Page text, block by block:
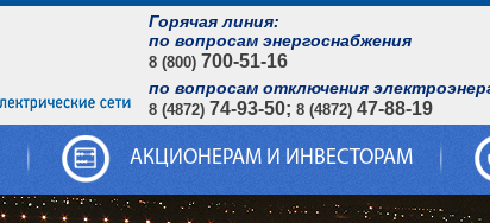
Горячая линия:
по вопросам энергоснабжения
8 (800) 700-51-16
по вопросам отключения
8 (4872) 74-93-50; 8 (4872) 47-88-19
АКЦИОНЕРАМ И ИНВЕСТОРАМ